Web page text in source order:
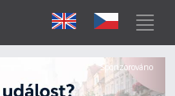
Další
Sponzorováno